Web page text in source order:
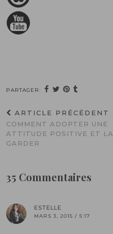
PARTAGER:
ARTICLE PRÉCÉDENT
COMMENT ADOPTER UNE
ATTITUDE POSITIVE ET LA
GARDER
35 Commentaires
ESTELLE
MARS 3, 2015 / 5:17